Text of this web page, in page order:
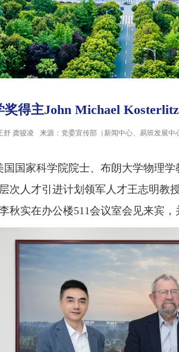
奖得主John Michael
舒 龚骏凌 来源：党委宣传部（新闻中心、易班发展中
国家科学院院士、布朗大学物理
次人才引进计划领军人才王志明教
秋实在办公楼511会议室会见来宾